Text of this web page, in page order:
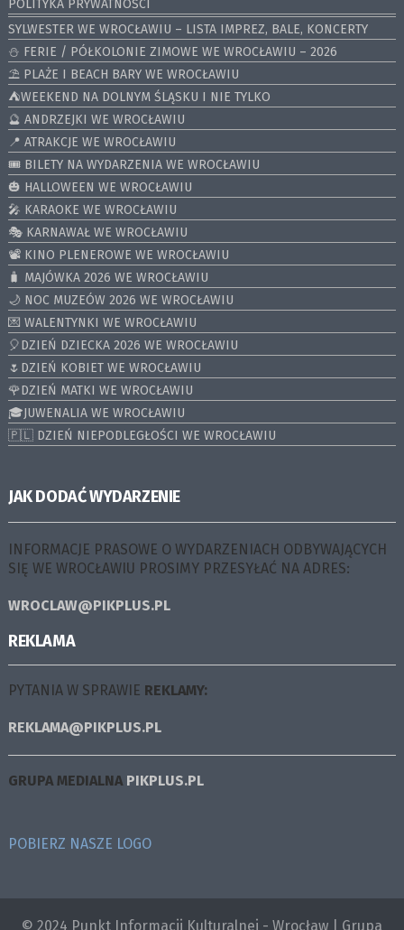
POLITYKA PRYWATNOŚCI
SYLWESTER WE WROCŁAWIU – LISTA IMPREZ, BALE, KONCERTY
⛄️ FERIE / PÓŁKOLONIE ZIMOWE WE WROCŁAWIU – 2026
⛱️ PLAŻE I BEACH BARY WE WROCŁAWIU
⛺️WEEKEND NA DOLNYM ŚLĄSKU I NIE TYLKO
🔮 ANDRZEJKI WE WROCŁAWIU
📍 ATRAKCJE WE WROCŁAWIU
🎟️ BILETY NA WYDARZENIA WE WROCŁAWIU
🎃 HALLOWEEN WE WROCŁAWIU
🎤 KARAOKE WE WROCŁAWIU
🎭 KARNAWAŁ WE WROCŁAWIU
📽️ KINO PLENEROWE WE WROCŁAWIU
🧳 MAJÓWKA 2026 WE WROCŁAWIU
🌙 NOC MUZEÓW 2026 WE WROCŁAWIU
💌 WALENTYNKI WE WROCŁAWIU
🎈DZIEŃ DZIECKA 2026 WE WROCŁAWIU
🌷DZIEŃ KOBIET WE WROCŁAWIU
🌹DZIEŃ MATKI WE WROCŁAWIU
🎓JUWENALIA WE WROCŁAWIU
🇵🇱 DZIEŃ NIEPODLEGŁOŚCI WE WROCŁAWIU
JAK DODAĆ WYDARZENIE
INFORMACJE PRASOWE O WYDARZENIACH ODBYWAJĄCYCH
SIĘ WE WROCŁAWIU PROSIMY PRZESYŁAĆ NA ADRES:
WROCLAW@PIKPLUS.PL
REKLAMA
PYTANIA W SPRAWIE REKLAMY:
REKLAMA@PIKPLUS.PL
GRUPA MEDIALNA PIKPLUS.PL
POBIERZ NASZE LOGO
© 2024 Punkt Informacji Kulturalnej - Wrocław | Grupa